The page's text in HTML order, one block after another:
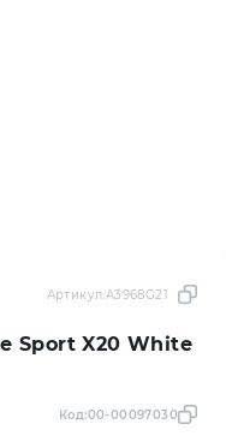
Sport X20 White
Артикул:A3968G21
Код:00-00097030